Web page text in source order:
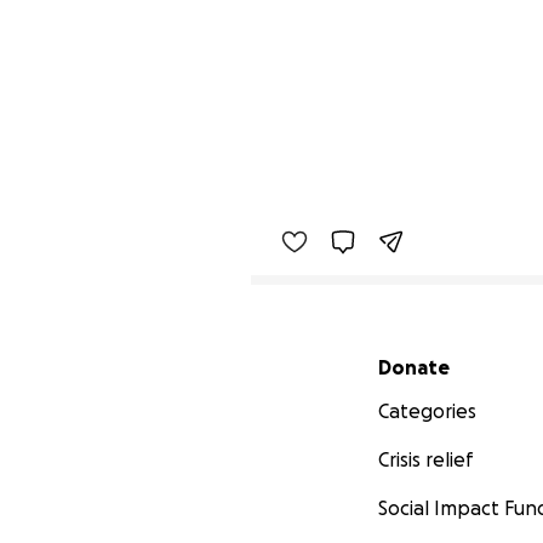
Secondary menu
Donate
Categories
Crisis relief
Social Impact